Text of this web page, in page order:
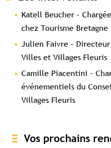
Katell Beucher –
chez Tourisme Bretagne
Julien Faivre –
Villes et Villages Fleuris
Camille Piacentini –
événementiels du
Villages Fleuris
Vos prochains
Contenu
tous nos
Se